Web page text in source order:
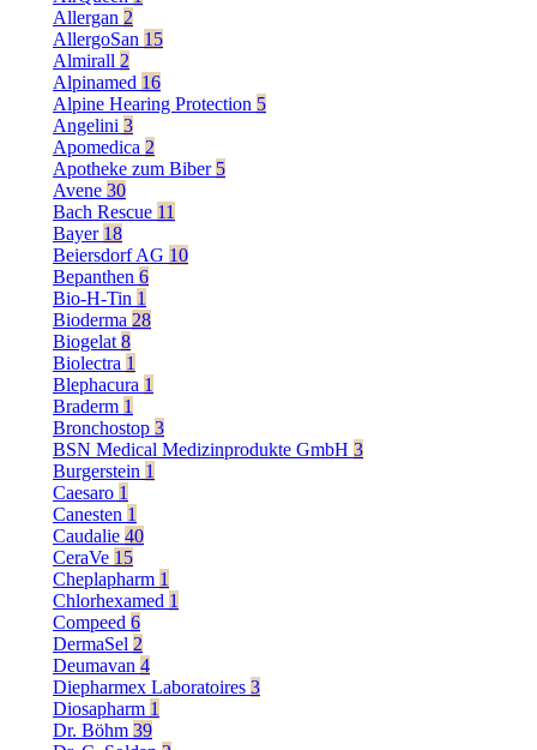
Allergan 2
AllergoSan 15
Almirall 2
Alpinamed 16
Alpine Hearing Protection 5
Angelini 3
Apomedica 2
Apotheke zum Biber 5
Avene 30
Bach Rescue 11
Bayer 18
Beiersdorf AG 10
Bepanthen 6
Bio-H-Tin 1
Bioderma 28
Biogelat 8
Biolectra 1
Blephacura 1
Braderm 1
Bronchostop 3
BSN Medical Medizinprodukte GmbH 3
Burgerstein 1
Caesaro 1
Canesten 1
Caudalie 40
CeraVe 15
Cheplapharm 1
Chlorhexamed 1
Compeed 6
DermaSel 2
Deumavan 4
Diepharmex Laboratoires 3
Diosapharm 1
Dr. Böhm 39